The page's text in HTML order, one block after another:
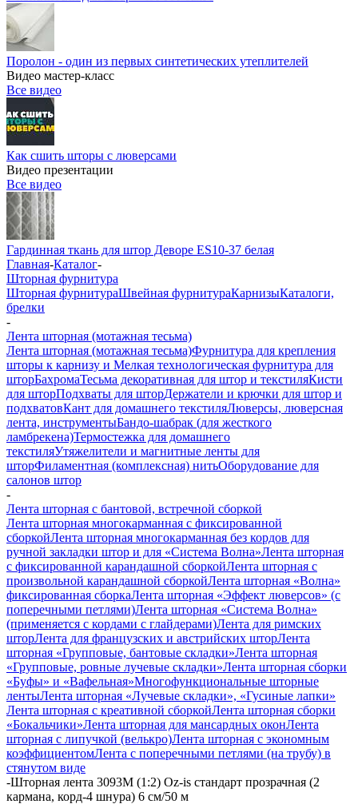
Поролон - один из первых синтетических утеплителей
Видео мастер-класс
Все видео
Как сшить шторы с люверсами
Видео презентации
Все видео
Гардинная ткань для штор Деворе ES10-37 белая
Главная-Каталог-
Шторная фурнитура
Шторная фурнитураШвейная фурнитураКарнизыКаталоги,
брелки
-
Лента шторная (мотажная тесьма)
Лента шторная (мотажная тесьма)Фурнитура для крепления
шторы к карнизу и Мелкая технологическая фурнитура для
шторБахромаТесьма декоративная для штор и текстиляКисти
для шторПодхваты для шторДержатели и крючки для штор и
подхватовКант для домашнего текстиляЛюверсы, люверсная
лента, инструментыБандо-шабрак (для жесткого
ламбрекена)Термостежка для домашнего
текстиляУтяжелители и магнитные ленты для
шторФиламентная (комплексная) нитьОборудование для
салонов штор
-
Лента шторная с бантовой, встречной сборкой
Лента шторная многокарманная с фиксированной
сборкойЛента шторная многокарманная без кордов для
ручной закладки штор и для «Система Волна»Лента шторная
с фиксированной карандашной сборкойЛента шторная с
произвольной карандашной сборкойЛента шторная «Волна»
фиксированная сборкаЛента шторная «Эффект люверсов» (с
поперечными петлями)Лента шторная «Система Волна»
(применяется с кордами с глайдерами)Лента для римских
шторЛента для французских и австрийских шторЛента
шторная «Групповые, бантовые складки»Лента шторная
«Групповые, ровные лучевые складки»Лента шторная сборки
«Буфы» и «Вафельная»Многофункциональные шторные
лентыЛента шторная «Лучевые складки», «Гусиные лапки»
Лента шторная с креативной сборкойЛента шторная сборки
«Бокальчики»Лента шторная для мансардных оконЛента
шторная с липучкой (велькро)Лента шторная с экономным
коэффициентомЛента с поперечными петлями (на трубу) в
стянутом виде
-Шторная лента 3093M (1:2) Oz-is стандарт прозрачная (2
кармана, корд-4 шнура) 6 см/50 м